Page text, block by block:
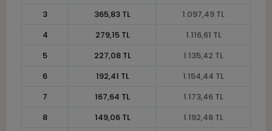
3
365,83 TL
1.097,49 TL
4
279,15 TL
1.116,61 TL
5
227,08 TL
1.135,42 TL
6
192,41 TL
1.154,44 TL
7
167,64 TL
1.173,46 TL
8
149,06 TL
1.192,48 TL